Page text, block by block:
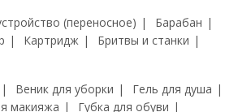
(переносное)
Барабан
Картридж
Бритвы и станки
Веник для уборки
Гель для душа
макияжа Губка для обуви